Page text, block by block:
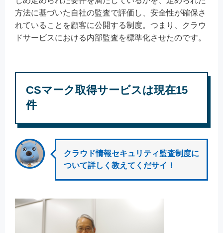
方法に基づいた自社の監査で評価し、安全性が確保さ
れていることを顧客に公開する制度。つまり、クラウ
ドサービスにおける内部監査を標準化させたのです。
CSマーク取得サービスは現在15
件
クラウド情報セキュリティ監査制度に
ついて詳しく教えてくだサイ！